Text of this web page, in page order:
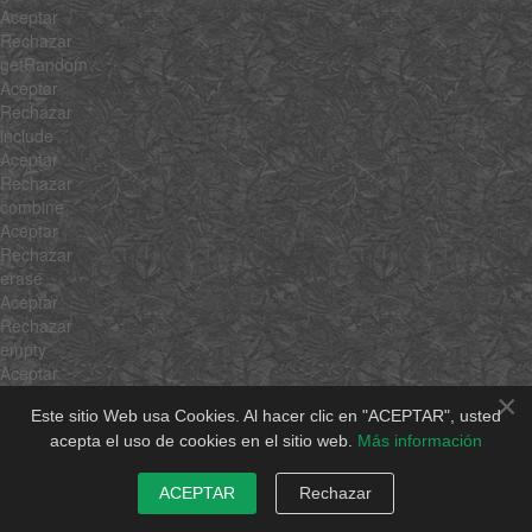
×
Este sitio Web usa Cookies. Al hacer clic en "ACEPTAR", usted
acepta el uso de cookies en el sitio web. Más información
ACEPTAR Rechazar
Aceptar
Rechazar
getRandom
Aceptar
Rechazar
include
Aceptar
Rechazar
combine
Aceptar
Rechazar
erase
Aceptar
Rechazar
empty
Aceptar
flatten
Aceptar